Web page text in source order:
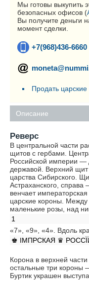
Мы готовы выкупить
безопасных офисов (
Вы получите деньги
момент сделки.
+7(968)436-6660
Продать
Описание
Реверс
В центральной части
щитов с гербами.
Российской империи —
державой. Верхний
царства Сибирского.
Астраханского,
венчает
царские короны.
маленькие розы, над
1
«7», «9», «4». Вдоль
♚ IМПРСКАЯ ♛
Корона в верхней
остальные три короны
Буртик украшен